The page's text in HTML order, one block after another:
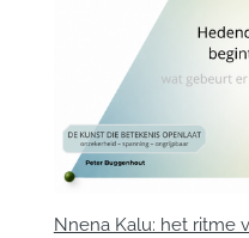
Nnena Kalu: het ritme